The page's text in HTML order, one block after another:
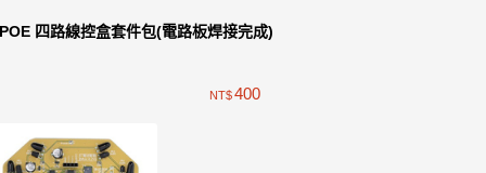
四路線控盒套件包(電路板焊接完成)
NT$400